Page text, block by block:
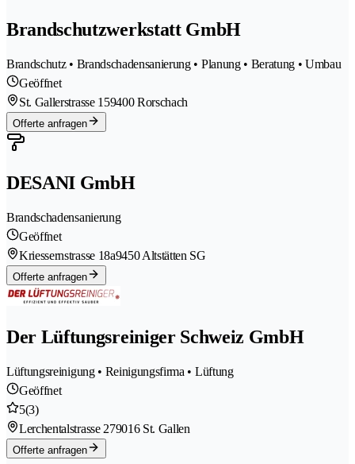
Brandschutzwerkstatt GmbH
Brandschutz • Brandschadensanierung • Planung • Beratung • Umbau
Geöffnet
St. Gallerstrasse 159400 Rorschach
Offerte anfragen
DESANI GmbH
Brandschadensanierung
Geöffnet
Kriessernstrasse 18a9450 Altstätten SG
Offerte anfragen
Der Lüftungsreiniger Schweiz GmbH
Lüftungsreinigung • Reinigungsfirma • Lüftung
Geöffnet
5(3)
Lerchentalstrasse 279016 St. Gallen
Offerte anfragen